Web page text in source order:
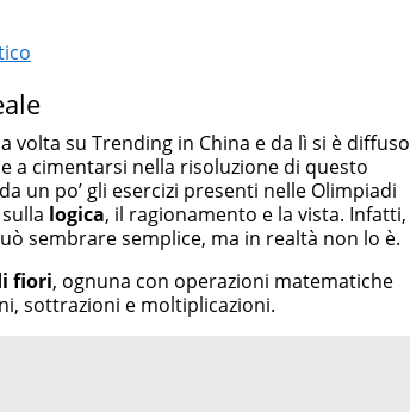
volta su Trending in China e da lì si è diffuso
a cimentarsi nella risoluzione di questo
un po’ gli esercizi presenti nelle Olimpiadi
logica, il ragionamento e la vista. Infatti,
sembrare semplice, ma in realtà non lo è.
fiori, ognuna con operazioni matematiche
sottrazioni e moltiplicazioni.